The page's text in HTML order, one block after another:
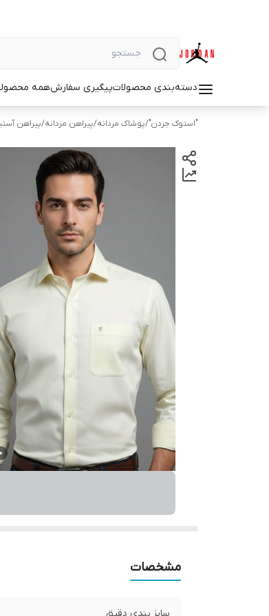
دسته‌بندی محصولاتپیگیری سفارشهمه
"استوک جردن"/پوشاک مردانه/پیراهن مردانه/پیراهن
مشخصات